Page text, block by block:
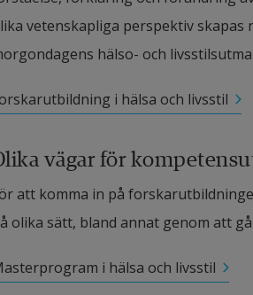
vetenskapliga perspektiv skapas
hälso- och
i hälsa och livsstil
vägar för
att komma in på
olika sätt, bland annat genom att
i hälsa och livsstil